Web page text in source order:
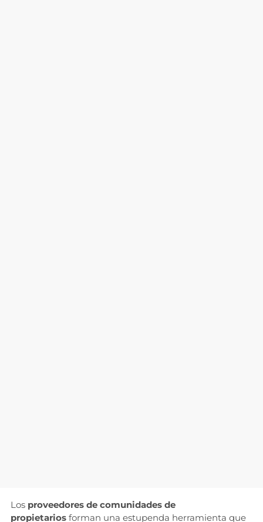
Los proveedores de comunidades de
propietariosforman una estupenda herramienta que